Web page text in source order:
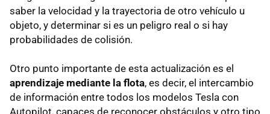
saber la velocidad y la trayectoria de otro vehículo u
objeto, y determinar si es un peligro real o si hay
probabilidades de colisión.
Otro punto importante de esta actualización es el
aprendizaje mediante la flota, es decir, el intercambio
de información entre todos los modelos Tesla con